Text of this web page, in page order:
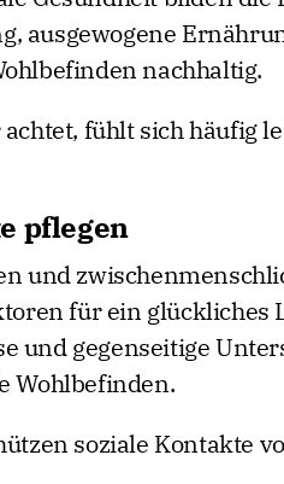
ausgewogene
nachhaltig.
fühlt sich häufig
pflegen
und
für ein glückliches
und gegenseitige
Wohlbefinden.
soziale Kontakte